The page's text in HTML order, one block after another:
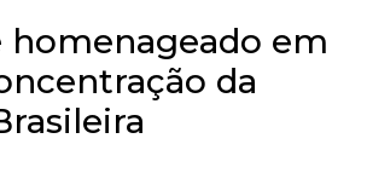
homenageado em
da